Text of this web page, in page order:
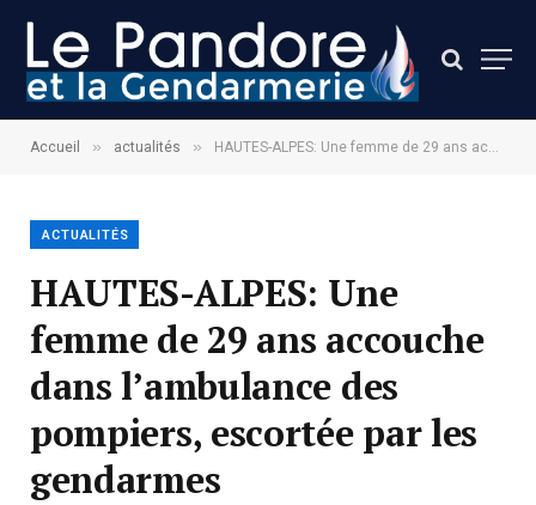
Accueil » actualités » HAUTES-ALPES: Une femme de 29 ans accouche dans l’ambulance des pompiers, escortée par les gendarmes
ACTUALITÉS
HAUTES-ALPES: Une
femme de 29 ans accouche
dans l’ambulance des
pompiers, escortée par les
gendarmes